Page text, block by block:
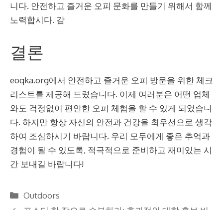
니다. 안전하고 즐거운 오피 문화를 만들기 위해서 함께
노력합시다. 감
결론
eoqka.org에서 안전하고 즐거운 오피 방문을 위한 체크
리스트를 제공해 드렸습니다. 이제 여러분은 어떤 업체
와도 걱정없이 편안한 오피 체험을 할 수 있게 되었습니
다. 하지만 항상 자신의 안전과 건강을 최우선으로 생각
하여 조심하시기 바랍니다. 우리 모두에게 좋은 추억과
경험이 될 수 있도록, 적극적으로 준비하고 재미있는 시
간 보내길 바랍니다!
Categories
Outdoors